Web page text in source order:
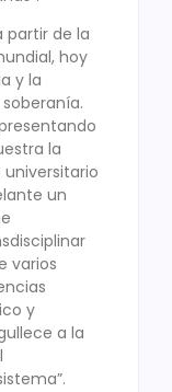
partir de la
hoy
y la
la
un
varios
y
a la